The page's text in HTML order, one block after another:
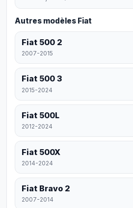
Autres modèles Fiat
Fiat 500 2
2007-2015
Fiat 500 3
2015-2024
Fiat 500L
2012-2024
Fiat 500X
2014-2024
Fiat Bravo 2
2007-2014